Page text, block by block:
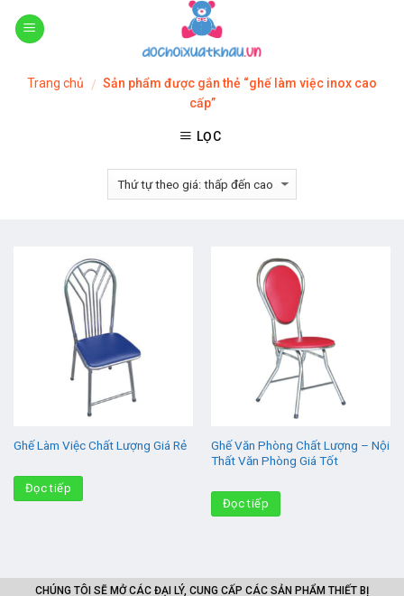
Skip
Trang chủ / Sản phẩm được gắn thẻ “ghế làm việc inox cao
cấp”
LỌC
Ghế Làm Việc Chất Lượng Giá Rẻ
Đọc tiếp
Ghế Văn Phòng Chất Lượng – Nội
Thất Văn Phòng Giá Tốt
Đọc tiếp
CHÚNG TÔI SẼ MỞ CÁC ĐẠI LÝ, CUNG CẤP CÁC SẢN PHẨM THIẾT BỊ